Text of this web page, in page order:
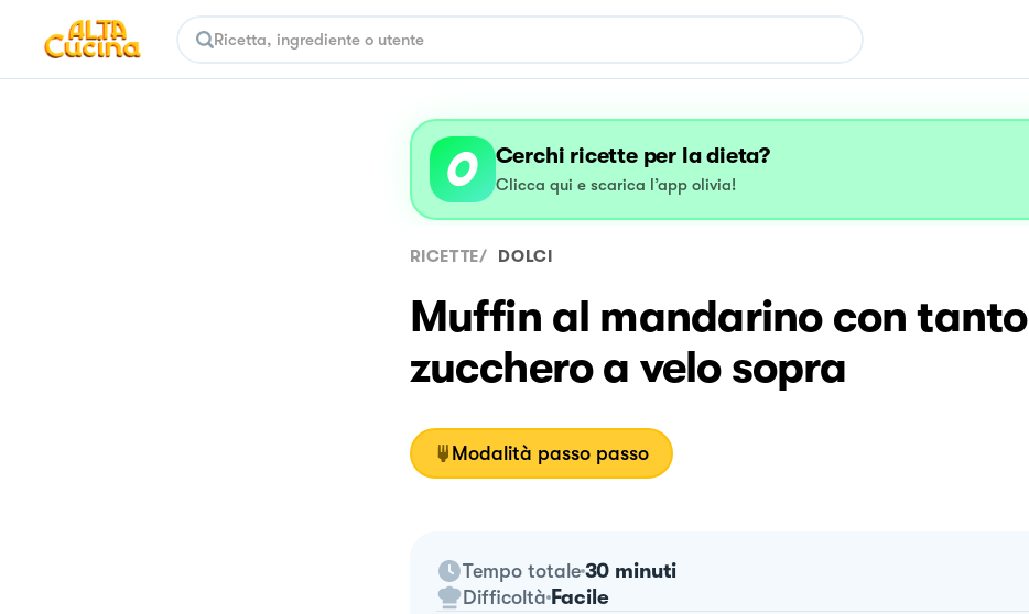
Cerchi ricette per la dieta?
Clicca qui e scarica l’app olivia!
RICETTE/ DOLCI
Muffin al mandarino con tanto
zucchero a velo sopra
Modalità passo passo
Tempo totale 30 minuti
Difficoltà Facile